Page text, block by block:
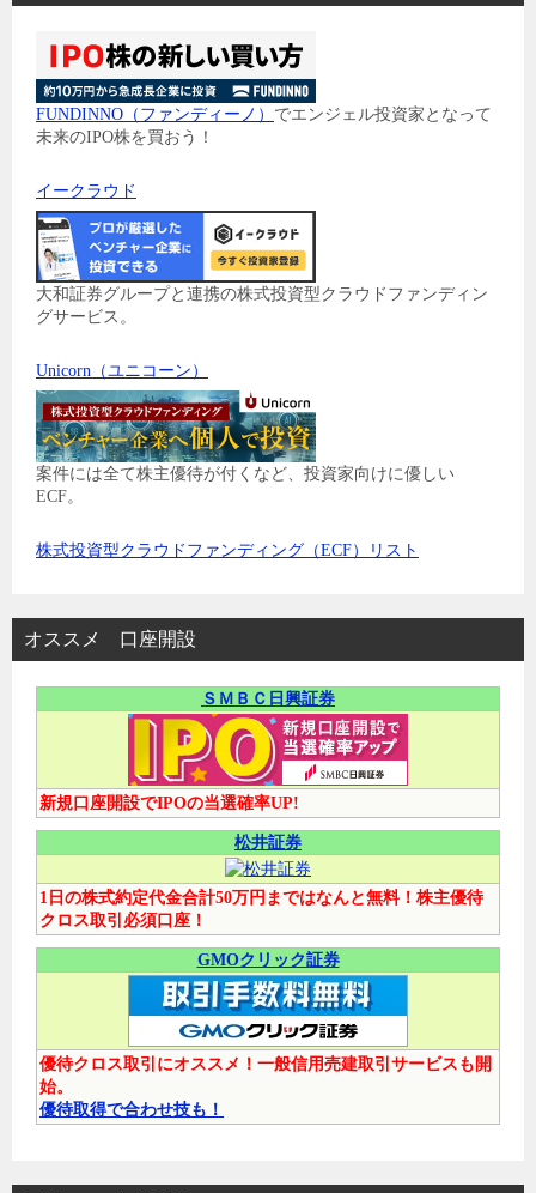
FUNDINNO（ファンディーノ） でエンジェル投資家となって
未来のIPO株を買おう！
イークラウド
大和証券グループと連携の株式投資型クラウドファンディン
グサービス。
Unicorn（ユニコーン）
案件には全て株主優待が付くなど、投資家向けに優しい
ECF。
株式投資型クラウドファンディング（ECF）リスト
オススメ 口座開設
ＳＭＢＣ日興証券
新規口座開設でIPOの当選確率UP!
松井証券
1日の株式約定代金合計50万円まではなんと無料！株主優待
クロス取引必須口座！
GMOクリック証券
優待クロス取引にオススメ！一般信用売建取引サービスも開
始。
優待取得で合わせ技も！